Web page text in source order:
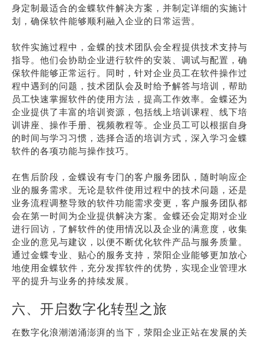
身定制最适合的金蝶软件解决方案，并制定详细的实施计
划，确保软件能够顺利融入企业的日常运营。
软件实施过程中，金蝶的技术团队会全程提供技术支持与
指导。他们会协助企业进行软件的安装、调试与配置，确
保软件能够正常运行。同时，针对企业员工在软件操作过
程中遇到的问题，技术团队会及时给予解答与培训，帮助
员工快速掌握软件的使用方法，提高工作效率。金蝶还为
企业提供了丰富的培训资源，包括线上培训课程、线下培
训讲座、操作手册、视频教程等。企业员工可以根据自身
的时间与学习习惯，选择合适的培训方式，深入学习金蝶
软件的各项功能与操作技巧。
在售后阶段，金蝶设有专门的客户服务团队，随时响应企
业的服务需求。无论是软件使用过程中的技术问题，还是
业务流程调整导致的软件功能需求变更，客户服务团队都
会在第一时间为企业提供解决方案。金蝶还会定期对企业
进行回访，了解软件的使用情况以及企业的满意度，收集
企业的意见与建议，以便不断优化软件产品与服务质量。
通过金蝶专业、贴心的服务支持，荥阳企业能够更加放心
地使用金蝶软件，充分发挥软件的优势，实现企业管理水
平的提升与业务的持续发展。
六、开启数字化转型之旅
在数字化浪潮汹涌澎湃的当下，荥阳企业正站在发展的关